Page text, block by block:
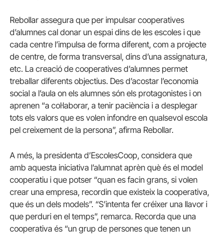
Rebollar assegura que per impulsar cooperatives
d’alumnes cal donar un espai dins de les escoles i que
cada centre l’impulsa de forma diferent, com a projecte
de centre, de forma transversal, dins d’una assignatura,
etc. La creació de cooperatives d’alumnes permet
treballar diferents objectius. Des d’acostar l’economia
social a l’aula on els alumnes són els protagonistes i on
aprenen “a col·laborar, a tenir paciència i a desplegar
tots els valors que es volen infondre en qualsevol escola
pel creixement de la persona”, afirma Rebollar.
A més, la presidenta d’EscolesCoop, considera que
amb aquesta iniciativa l’alumnat aprèn què és el model
cooperatiu i que potser “quan es facin grans, si volen
crear una empresa, recordin que existeix la cooperativa,
que és un dels models”. “S’intenta fer créixer una llavor i
que perduri en el temps”, remarca. Recorda que una
cooperativa és “un grup de persones que tenen un